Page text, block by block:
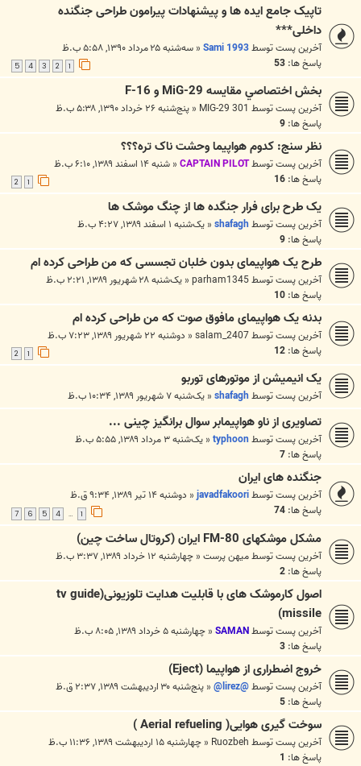
تاپیک جامع ایده ها و پیشنهادات پیرامون طراحی جنگنده
داخلی***
آخرین پست توسطSami 1993
« سه‌شنبه ۲۵ مرداد ۱۳۹۰, ۵:۵۸ ب.ظ
پاسخ ها: 53
3
4
5
بخش اختصاصي مقايسه MiG-29 و F-16
آخرین پست توسطMIG-29 301
« پنج‌شنبه ۲۶ خرداد ۱۳۹۰, ۵:۳۸ ب.ظ
پاسخ ها: 9
نظر سنج: کدوم هواپیما وحشت ناک تره؟؟؟
آخرین پست توسطCAPTAIN PILOT
« شنبه ۱۴ اسفند ۱۳۸۹, ۶:۱۰ ب.ظ
پاسخ ها: 16
یک طرح برای فرار جنگده ها از چنگ موشک ها
آخرین پست توسطshafagh
« یک‌شنبه ۱ اسفند ۱۳۸۹, ۴:۲۷ ب.ظ
پاسخ ها: 9
طرح یک هواپیمای بدون خلبان تجسسی که من طراحی کرده ام
آخرین پست توسطparham1345
« یک‌شنبه ۲۸ شهریور ۱۳۸۹, ۲:۲۱ ب.ظ
پاسخ ها: 10
بدنه یک هواپیمای مافوق صوت که من طراحی کرده ام
آخرین پست توسطsalam_2407
« دوشنبه ۲۲ شهریور ۱۳۸۹, ۷:۲۳ ب.ظ
پاسخ ها: 12
یک انیمیشن از موتورهای توربو
آخرین پست توسطshafagh
« یک‌شنبه ۷ شهریور ۱۳۸۹, ۱۰:۳۴ ب.ظ
تصاویری از ناو هواپیمابر سوال برانگیز چینی ...
آخرین پست توسطtyphoon
« یک‌شنبه ۳ مرداد ۱۳۸۹, ۵:۵۵ ب.ظ
پاسخ ها: 7
جنگنده های ایران
آخرین پست توسطjavadfakoori
« دوشنبه ۱۴ تیر ۱۳۸۹, ۹:۳۴ ق.ظ
پاسخ ها: 74
…
4
5
6
7
مشکل موشکهای FM-80 ايران (کروتال ساخت چين)
آخرین پست توسطمیهن پرست« چهارشنبه ۱۲ خرداد ۱۳۸۹, ۳:۳۷ ب.ظ
پاسخ ها: 2
اصول کارموشک های با قابلیت هدایت تلوزیونی(tv guide
missile)
آخرین پست توسطSAMAN
« چهارشنبه ۵ خرداد ۱۳۸۹, ۸:۰۵ ب.ظ
پاسخ ها: 3
خروج اضطراری از هواپیما (Eject)
آخرین پست توسط@lirez@
« پنج‌شنبه ۳۰ اردیبهشت ۱۳۸۹, ۲:۳۷ ق.ظ
پاسخ ها: 5
سوخت گیری هوایی( Aerial refueling )
آخرین پست توسطRuozbeh
« چهارشنبه ۱۵ اردیبهشت ۱۳۸۹, ۱۱:۳۶ ب.ظ
پاسخ ها: 1